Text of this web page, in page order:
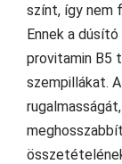
színt, így nem
Ennek a
provitamin B5
szempillákat.